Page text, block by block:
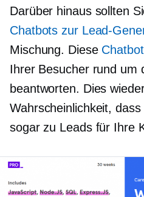
Darüber hinaus sollten
Chatbots zur Lead-
Mischung. Diese
Ihrer Besucher rund um
beantworten. Dies
Wahrscheinlichkeit,
sogar zu Leads für Ihre